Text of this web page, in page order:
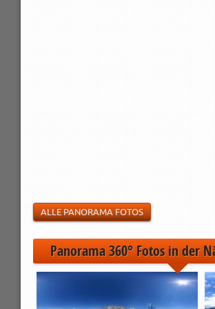
ALLE PANORAMA FOTOS
Panorama 360° Fotos in der